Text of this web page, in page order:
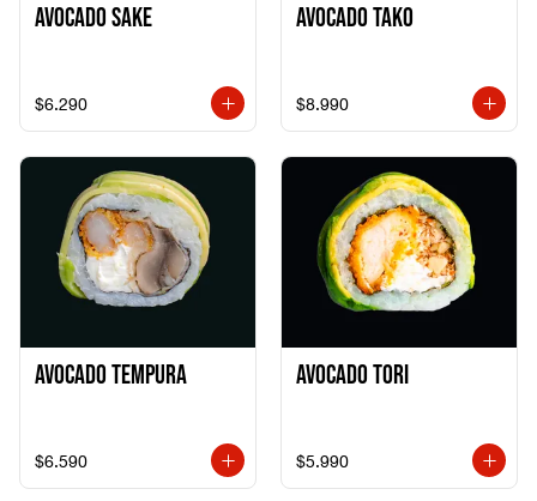
Avocado Sake
$6.290
Avocado Tako
$8.990
Avocado Tempura
$6.590
Avocado Tori
$5.990